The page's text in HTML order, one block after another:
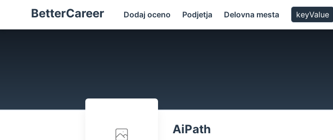
BetterCareer Dodaj oceno Podjetja Delovna mesta keyValue
AiPath